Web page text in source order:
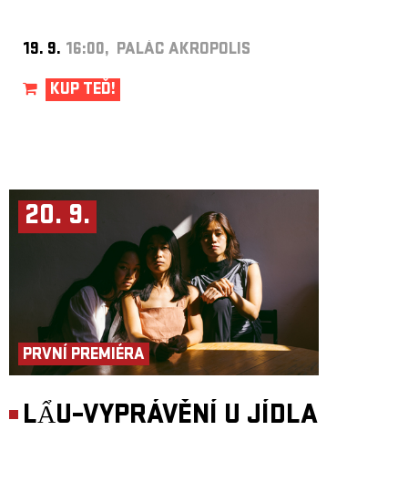
19. 9. 16:00, PALÁC AKROPOLIS
KUP TEĎ!
20. 9.
PRVNÍ PREMIÉRA
LẨU–VYPRÁVĚNÍ U JÍDLA